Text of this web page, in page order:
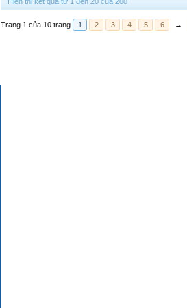
Trang 1 của 10 trang 1 2 3 4 5 6 →